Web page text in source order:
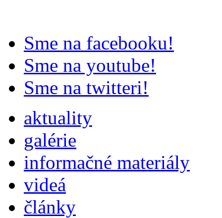
Sme na facebooku!
Sme na youtube!
Sme na twitteri!
aktuality
galérie
informačné materiály
videá
články